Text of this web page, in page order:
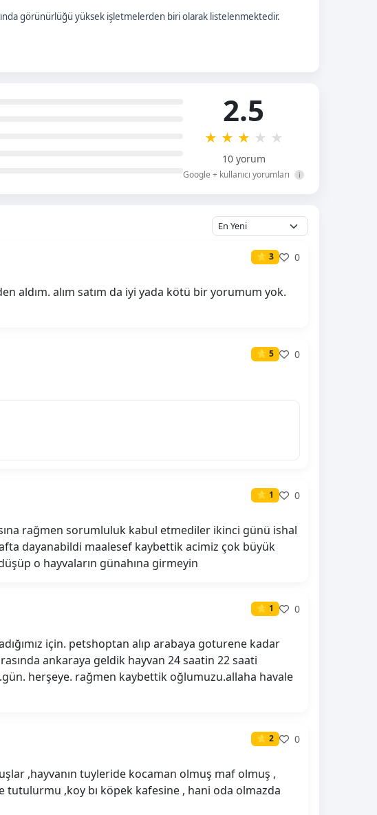
görünürlüğü yüksek işletmelerden biri olarak listelenmektedir.
2.5
★ ★ ★ ★ ★
10 yorum
Google + kullanıcı yorumları i
⭐ 3
0
aldım. alım satım da iyi yada kötü bir yorumum yok.
⭐ 5
0
⭐ 1
0
rağmen sorumluluk kabul etmediler ikinci günü ishal
dayanabildi maalesef kaybettik acimiz çok büyük
o hayvaların günahına girmeyin
⭐ 1
0
için. petshoptan alıp arabaya goturene kadar
ankaraya geldik hayvan 24 saatin 22 saati
herşeye. rağmen kaybettik oğlumuzu.allaha havale
⭐ 2
0
,hayvanın tuyleride kocaman olmuş maf olmuş ,
tutulurmu ,koy bı köpek kafesine , hani oda olmazda